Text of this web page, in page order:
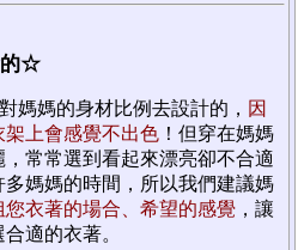
的☆
媽媽的身材比例去設計的， 因
上會感覺不出色 ！但穿在媽媽
常常選到看起來漂亮卻不合適
媽媽的時間，所以我們建議媽
衣著的場合、希望的感覺 ，讓
適的衣著。